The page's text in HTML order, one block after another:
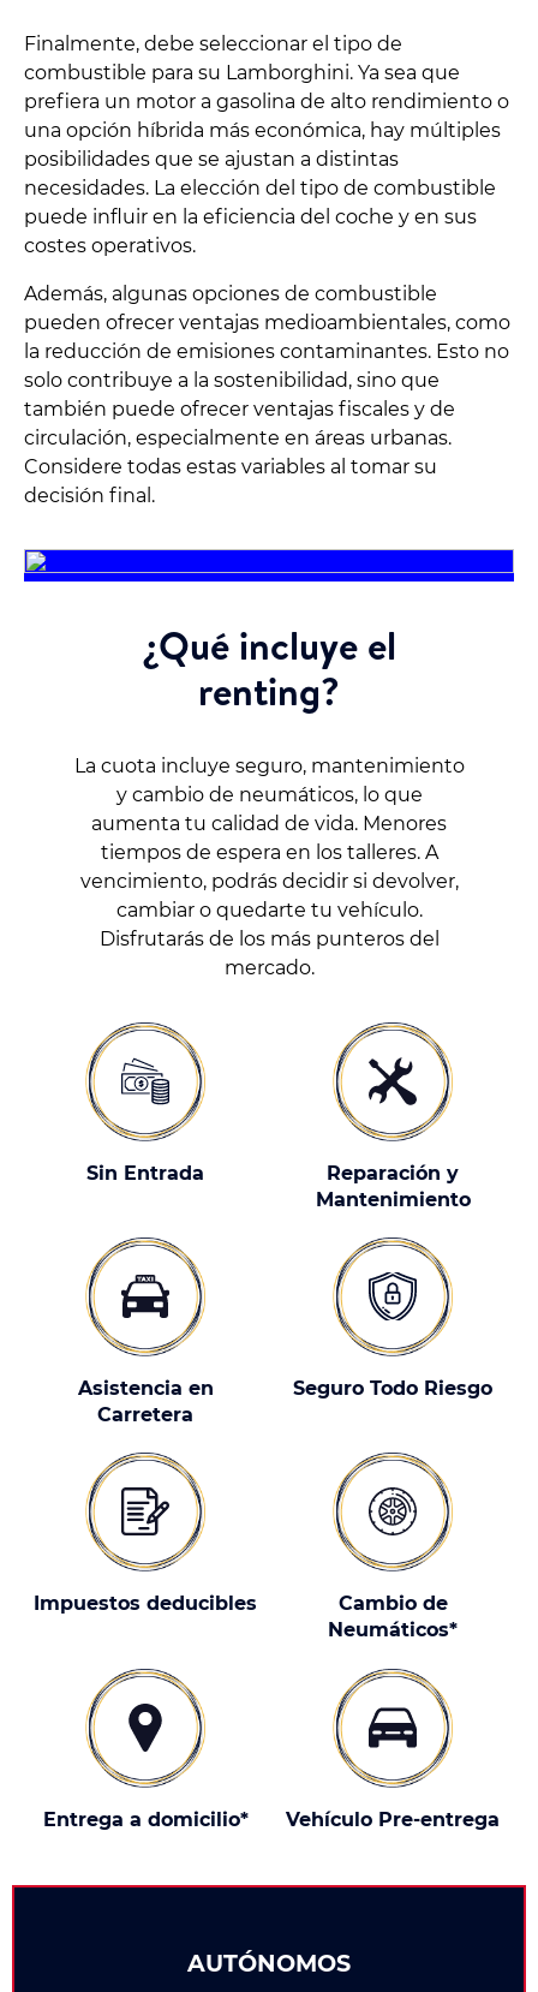
Finalmente, debe seleccionar el tipo de
combustible para su Lamborghini. Ya sea que
prefiera un motor a gasolina de alto rendimiento o
una opción híbrida más económica, hay múltiples
posibilidades que se ajustan a distintas
necesidades. La elección del tipo de combustible
puede influir en la eficiencia del coche y en sus
costes operativos.
Además, algunas opciones de combustible
pueden ofrecer ventajas medioambientales, como
la reducción de emisiones contaminantes. Esto no
solo contribuye a la sostenibilidad, sino que
también puede ofrecer ventajas fiscales y de
circulación, especialmente en áreas urbanas.
Considere todas estas variables al tomar su
decisión final.
¿Qué incluye el
renting?
La cuota incluye seguro, mantenimiento
y cambio de neumáticos, lo que
aumenta tu calidad de vida. Menores
tiempos de espera en los talleres. A
vencimiento, podrás decidir si devolver,
cambiar o quedarte tu vehículo.
Disfrutarás de los más punteros del
mercado.
Sin Entrada
Reparación y
Mantenimiento
Asistencia en
Carretera
Seguro Todo Riesgo
Impuestos deducibles
Cambio de
Neumáticos*
Entrega a domicilio* Vehículo Pre-entrega
AUTÓNOMOS